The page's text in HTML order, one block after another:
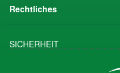
Rechtliches
SICHERHEIT